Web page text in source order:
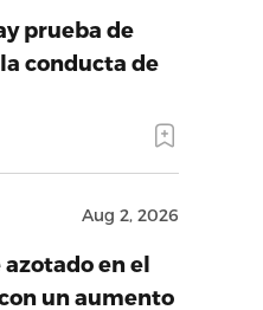
prueba de
conducta de
Aug 2, 2026
en el
un aumento